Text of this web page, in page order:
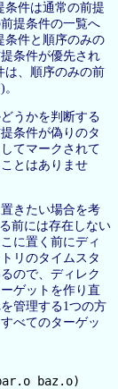
条件は通常の前提
提条件の一覧へ
条件と順序のみの
条件が優先され
は、順序のみの前
うかを判断する
条件が偽りのタ
てマークされて
とはありませ
きたい場合を考
前には存在しない
に置く前にディ
リのタイムスタ
ので、ディレク
ゲットを作り直
管理する1つの方
べてのターゲッ
baz.o)